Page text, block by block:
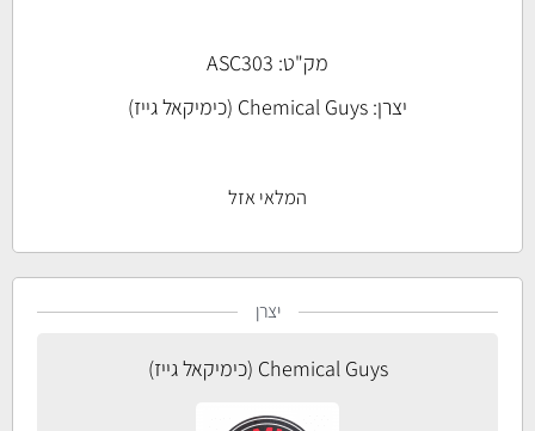
מק"ט: ASC303
יצרן: Chemical Guys (כימיקאל גייז)
המלאי אזל
יצרן
Chemical Guys (כימיקאל גייז)